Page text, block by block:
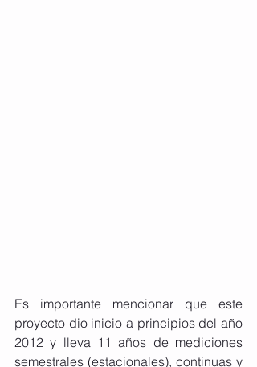
Es importante mencionar que este
proyecto dio inicio a principios del año
2012 y lleva 11 años de mediciones
semestrales (estacionales), continuas y